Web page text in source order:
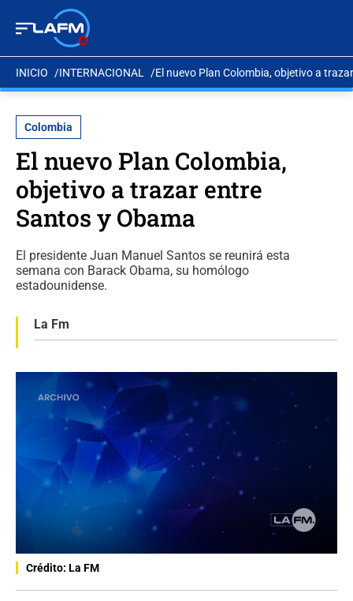
INICIO INTERNACIONAL El nuevo Plan Colombia, objetivo a
Colombia
El nuevo Plan Colombia,
objetivo a trazar entre
Santos y Obama
El presidente Juan Manuel Santos se reunirá esta
semana con Barack Obama, su homólogo
estadounidense.
La Fm
Crédito: La FM